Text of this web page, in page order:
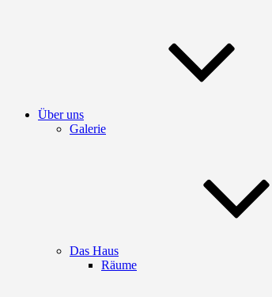
Über uns
Galerie
Das Haus
Räume